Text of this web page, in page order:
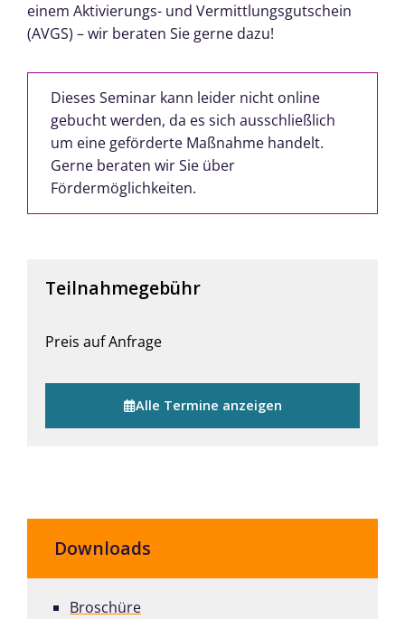
einem Aktivierungs- und Vermittlungsgutschein
(AVGS) – wir beraten Sie gerne dazu!
Dieses Seminar kann leider nicht online
gebucht werden, da es sich ausschließlich
um eine geförderte Maßnahme handelt.
Gerne beraten wir Sie über
Fördermöglichkeiten.
Teilnahmegebühr
Preis auf Anfrage
Alle Termine anzeigen
Downloads
Broschüre